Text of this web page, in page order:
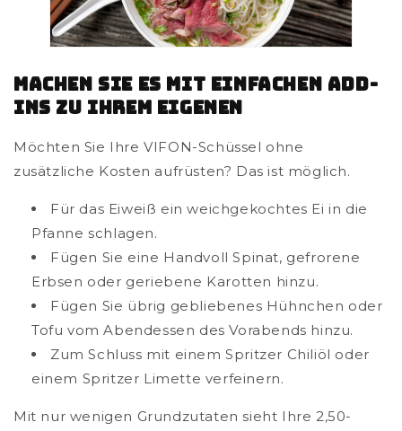
Machen Sie es mit einfachen Add-
Ins zu Ihrem eigenen
Möchten Sie Ihre VIFON-Schüssel ohne
zusätzliche Kosten aufrüsten? Das ist möglich.
Für das Eiweiß ein weichgekochtes Ei in die
Pfanne schlagen.
Fügen Sie eine Handvoll Spinat, gefrorene
Erbsen oder geriebene Karotten hinzu.
Fügen Sie übrig gebliebenes Hühnchen oder
Tofu vom Abendessen des Vorabends hinzu.
Zum Schluss mit einem Spritzer Chiliöl oder
einem Spritzer Limette verfeinern.
Mit nur wenigen Grundzutaten sieht Ihre 2,50-